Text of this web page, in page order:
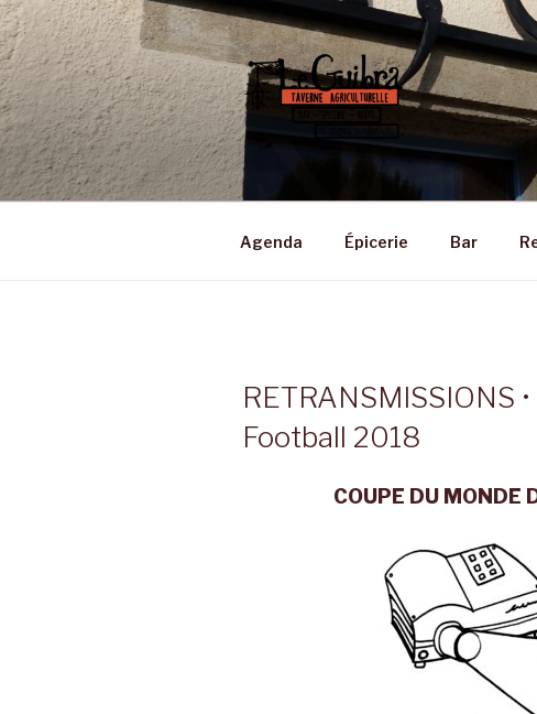
Aller
au
contenu
principal
LE GUIBRA
Taverne Agriculturelle • Bar –
Agenda Épicerie Bar
RETRANSMISSIONS
Football 2018
COUPE DU MONDE